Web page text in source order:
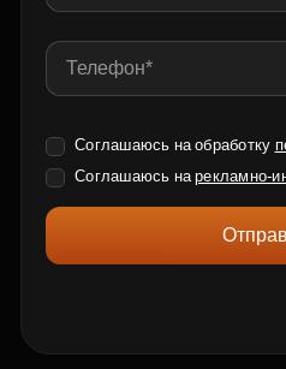
Соглашаюсь на обработку
Соглашаюсь нарекламно-